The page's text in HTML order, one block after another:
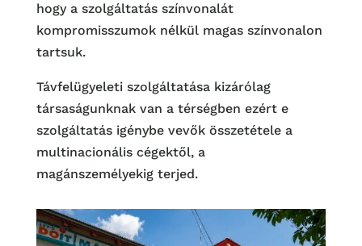
hogy a szolgáltatás színvonalát
kompromisszumok nélkül magas színvonalon
tartsuk.
Távfelügyeleti szolgáltatása kizárólag
társaságunknak van a térségben ezért e
szolgáltatás igénybe vevők összetétele a
multinacionális cégektől, a
magánszemélyekig terjed.